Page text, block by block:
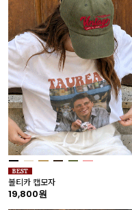
볼티카 캡모자
19,800원